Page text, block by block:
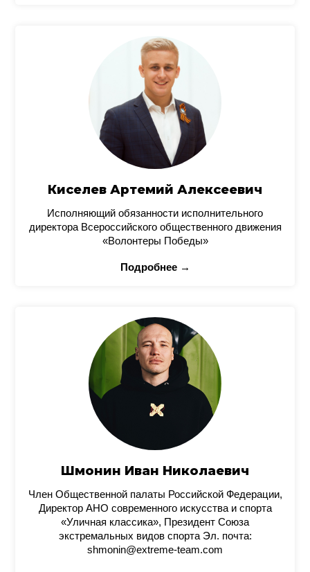
Киселев Артемий Алексеевич
Исполняющий обязанности исполнительного
директора Всероссийского общественного движения
«Волонтеры Победы»
Подробнее →
Шмонин Иван Николаевич
Член Общественной палаты Российской Федерации,
Директор АНО современного искусства и спорта
«Уличная классика», Президент Союза
экстремальных видов спорта Эл. почта:
shmonin@extreme-team.com